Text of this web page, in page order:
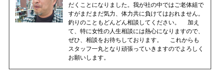
だくことになりました。我が社の中ではご老体組で
すがまだまだ気力、体力共に負けてはおれません。
釣りのこともどんどん相談してください。 加え
て、特に女性の人生相談には熱心になりますので、
ぜひ、相談をお待ちしております。 これからも
スタッフ一丸となり頑張っていきますのでよろしく
お願いします。